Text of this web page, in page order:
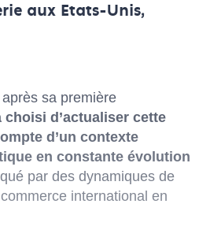
aux Etats-Unis,
sa première
choisi d’actualiser cette
d’un contexte
en constante évolution
par des dynamiques de
international en